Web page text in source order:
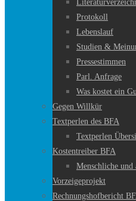
Protokoll
Lebenslauf
Studien &
Pressestimmen
Parl. Anfrage
Was kostet ein
Gegen Willkür
Textperlen des BFA
Textperlen
Kostentreiber BFA
Menschliche und
Vorzeigeprojekt
Rechnungshofbericht